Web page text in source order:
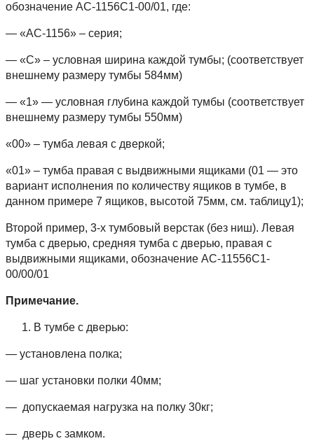
обозначение АС-1156С1-00/01, где:
— «АС-1156» – серия;
— «С» – условная ширина каждой тумбы; (соответствует
внешнему размеру тумбы 584мм)
— «1» — условная глубина каждой тумбы (соответствует
внешнему размеру тумбы 550мм)
«00» – тумба левая с дверкой;
«01» – тумба правая с выдвижными ящиками (01 — это
вариант исполнения по количеству ящиков в тумбе, в
данном примере 7 ящиков, высотой 75мм, см. таблицу1);
Второй пример, 3-х тумбовый верстак (без ниш). Левая
тумба с дверью, средняя тумба с дверью, правая с
выдвижными ящиками, обозначение АС-11556С1-
00/00/01
Примечание.
В тумбе с дверью:
— установлена полка;
— шаг установки полки 40мм;
— допускаемая нагрузка на полку 30кг;
— дверь с замком.